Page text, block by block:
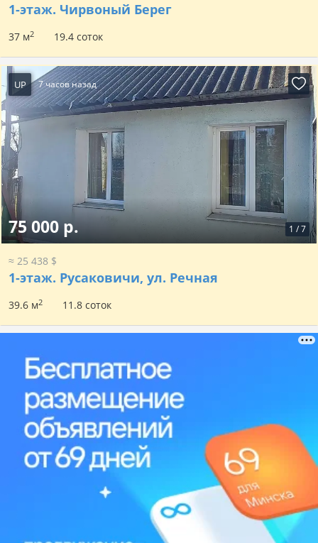
1-этаж. Чирвоный Берег
37 м2 19.4 соток
UP 7 часов назад
1 /7
75 000 р.
≈ 25 438 $
1-этаж. Русаковичи, ул. Речная
39.6 м2 11.8 соток